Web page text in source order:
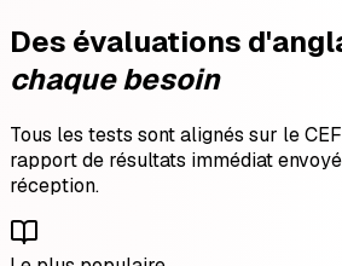
Des évaluations
chaque besoin
Tous les tests sont alignés sur le
rapport de résultats immédiat
réception.